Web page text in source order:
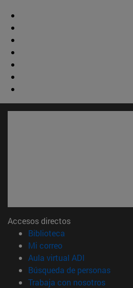
Accesos directos
Biblioteca
Mi correo(abre en nueva
Aula virtual ADI
Búsqueda de personas(abre
Trabaja con nosotros(abre